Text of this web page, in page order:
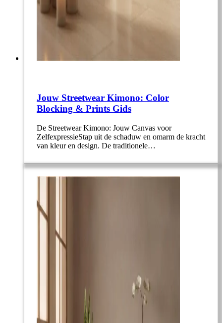
Jouw Streetwear Kimono: Color
Blocking & Prints Gids
De Streetwear Kimono: Jouw Canvas voor
ZelfexpressieStap uit de schaduw en omarm de kracht
van kleur en design. De traditionele…